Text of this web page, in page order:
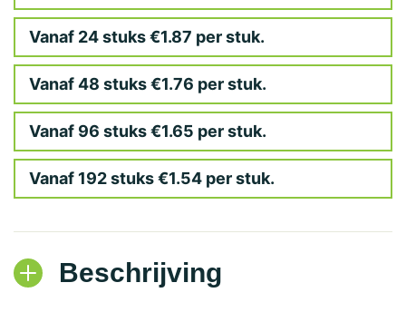
Vanaf 24 stuks €1.87 per stuk.
Vanaf 48 stuks €1.76 per stuk.
Vanaf 96 stuks €1.65 per stuk.
Vanaf 192 stuks €1.54 per stuk.
Beschrijving